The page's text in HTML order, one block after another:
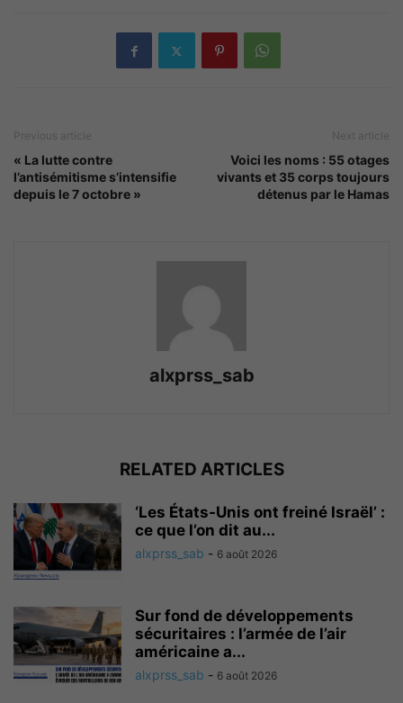
Previous article
« La lutte contre
l’antisémitisme s’intensifie
depuis le 7 octobre »
Next article
Voici les noms : 55 otages
vivants et 35 corps toujours
détenus par le Hamas
alxprss_sab
RELATED ARTICLES
‘Les États-Unis ont freiné Israël’ :
ce que l’on dit au...
alxprss_sab - 6 août 2026
Sur fond de développements
sécuritaires : l’armée de l’air
américaine a...
alxprss_sab - 6 août 2026